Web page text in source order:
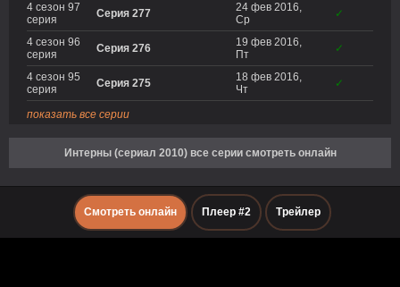
4 сезон 97
серия
Серия 277
24 фев 2016,
Ср
✓
4 сезон 96
серия
Серия 276
19 фев 2016,
Пт
✓
4 сезон 95
серия
Серия 275
18 фев 2016,
Чт
✓
показать все серии
Интерны (сериал 2010) все серии смотреть онлайн
Смотреть онлайн Плеер #2 Трейлер